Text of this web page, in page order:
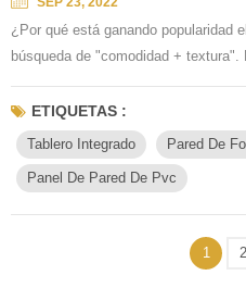
¿Por qué está ganando popularidad
búsqueda de "comodidad +
atractivo instantáneo, más es un
exquisito, basado en el diseño de la
interior como exterior, con textura
ETIQUETAS :
Tablero Integrado Pared De
Panel De Pared De Pvc
1 2